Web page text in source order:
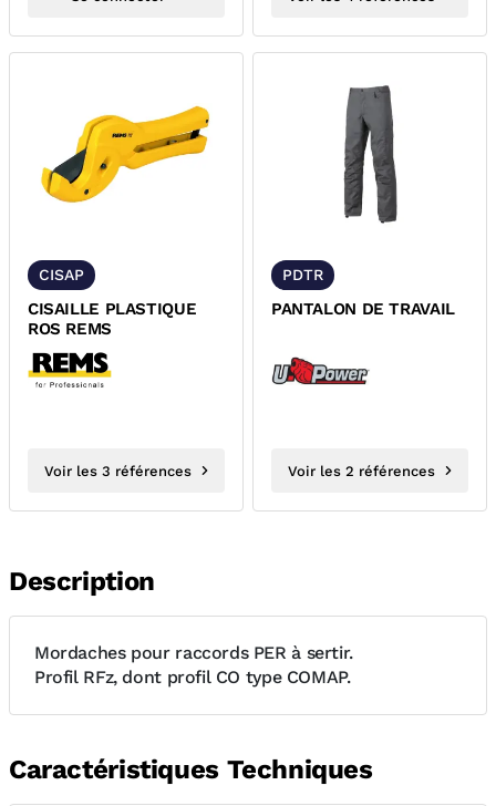
CISAP
CISAILLE PLASTIQUE
ROS REMS
Voir les 3 références
PDTR
PANTALON DE TRAVAIL
Voir les 2 références
Description
Mordaches pour raccords PER à sertir.
Profil RFz, dont profil CO type COMAP.
Caractéristiques Techniques